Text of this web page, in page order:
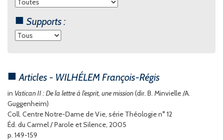
Supports :
Articles - WILHÉLEM François-Régis
in Vatican II : De la lettre à l’esprit, une mission(dir. B. Minvielle /A.
Guggenheim)
Coll. Centre Notre-Dame de Vie, série Théologie n° 12
Éd. du Carmel / Parole et Silence, 2005
p. 149-159